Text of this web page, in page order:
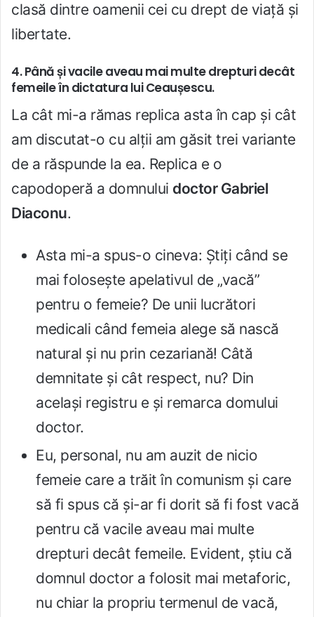
clasă dintre oamenii cei cu drept de viață și
libertate.
4. Până și vacile aveau mai multe drepturi decât
femeile în dictatura lui Ceaușescu.
La cât mi-a rămas replica asta în cap și cât
am discutat-o cu alții am găsit trei variante
de a răspunde la ea. Replica e o
capodoperă a domnului doctor Gabriel
Diaconu.
Asta mi-a spus-o cineva: Știți când se
mai folosește apelativul de „vacă”
pentru o femeie? De unii lucrători
medicali când femeia alege să nască
natural și nu prin cezariană! Câtă
demnitate și cât respect, nu? Din
același registru e și remarca domului
doctor.
Eu, personal, nu am auzit de nicio
femeie care a trăit în comunism și care
să fi spus că și-ar fi dorit să fi fost vacă
pentru că vacile aveau mai multe
drepturi decât femeile. Evident, știu că
domnul doctor a folosit mai metaforic,
nu chiar la propriu termenul de vacă,